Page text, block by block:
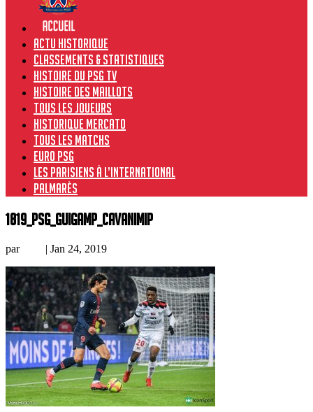
Actu historique
Classements & Statistiques
Histoire du PSG TV
Histoire des maillots
Tous les joueurs
Historique Mercato
Tous les matchs
Euro PSG
Les Parisiens à l’international
Palmarès
1819_PSG_Guigamp_CavaniMIP
par | Jan 24, 2019